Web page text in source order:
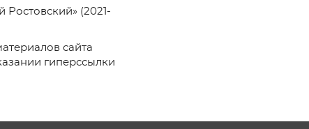
(2021-
сайта
гиперссылки